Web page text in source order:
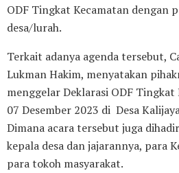
ODF Tingkat Kecamatan dengan
desa/lurah.
Terkait adanya agenda tersebut,
Lukman Hakim, menyatakan
menggelar Deklarasi ODF Tingkat
07 Desember 2023 di Desa
Dimana acara tersebut juga
kepala desa dan jajarannya, para
para tokoh masyarakat.